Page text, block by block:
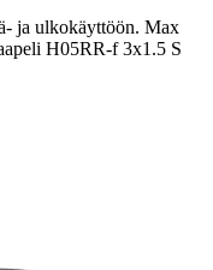
ja ulkokäyttöön. Max
H05RR-f 3x1.5 S